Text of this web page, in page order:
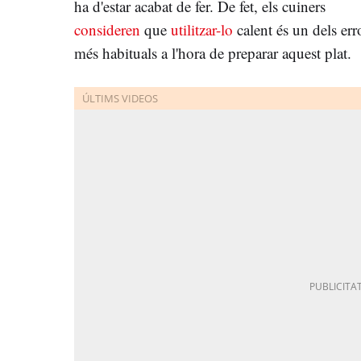
ha d'estar acabat de fer. De fet, els cuiners
consideren que utilitzar-lo calent és un dels
més habituals a l'hora de preparar aquest plat.